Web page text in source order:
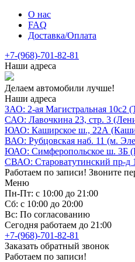
О нас
FAQ
Доставка/Оплата
+7-(968)-701-82-81
Наши адреса
Делаем автомобили лучше!
Наши адреса
ЗАО: 2-ая Магистральная 10с2
САО: Лавочкина 23, стр. 3
ЮАО: Каширское ш., 22А
ВАО: Рубцовская наб. 11 (м.
ЮАО: Симферопольское ш. 3Б
СВАО: Староватутинский пр-д
Работаем по записи! Звоните
Меню
Пн-Пт: с 10:00 до 21:00
Сб: с 10:00 до 20:00
Вс: По согласованию
Сегодня работаем до 21:00
+7-(968)-701-82-81
Заказать обратный звонок
Работаем по записи!